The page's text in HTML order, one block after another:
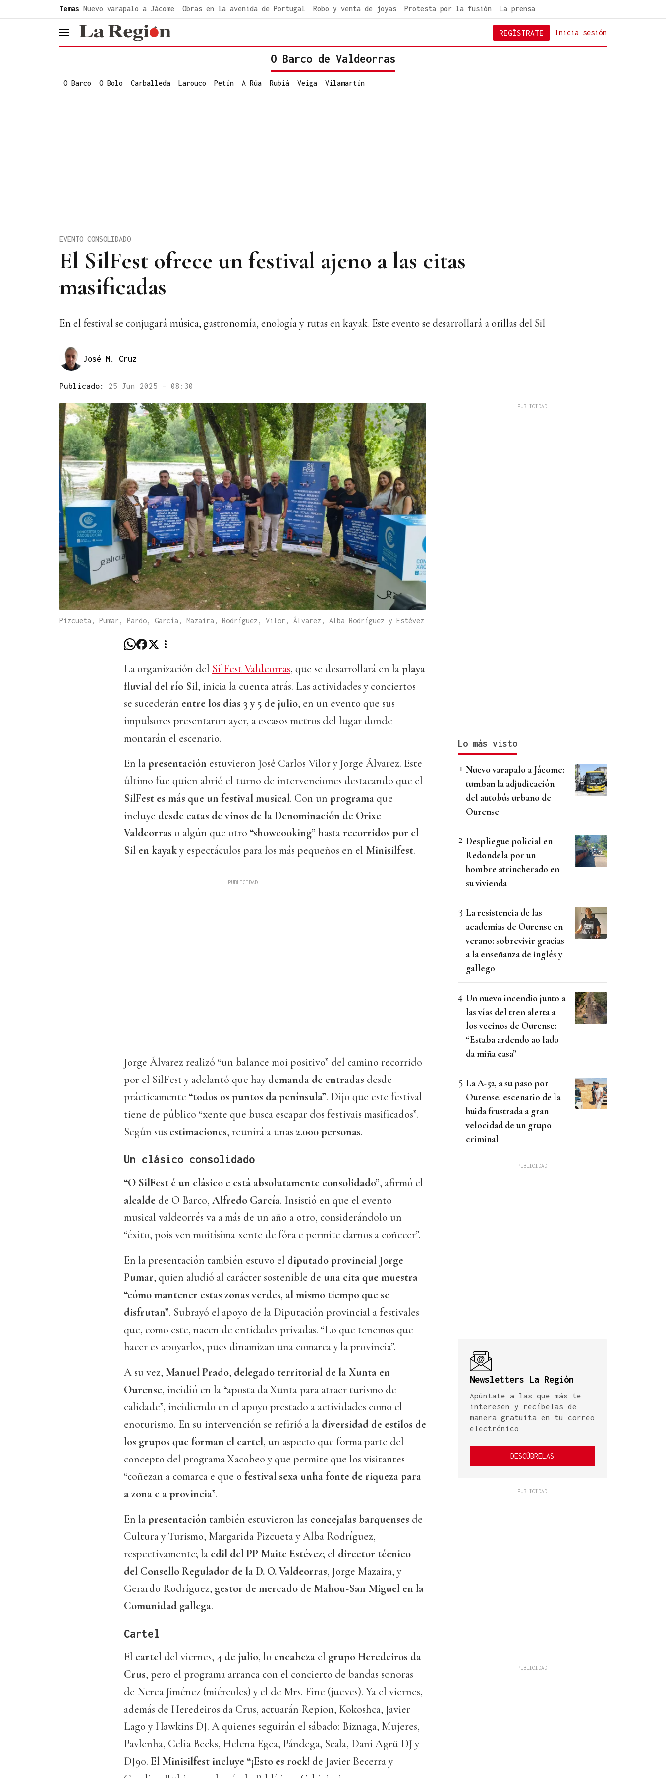
Temas Nuevo varapalo a Jácome Obras en la avenida de Portugal Robo y venta de joyas Protesta por la fusión La prensa
header.menu.open Inicia sesión
REGÍSTRATE
O Barco de Valdeorras
O Barco O Bolo Carballeda Larouco Petín A Rúa Rubiá Veiga Vilamartín
El SilFest ofrece un festival ajeno a las citas
masificadas
EVENTO CONSOLIDADO
En el festival se conjugará música, gastronomía, enología y rutas en kayak. Este evento se desarrollará a orillas del Sil
José M. Cruz
Publicado: 25 Jun 2025 - 08:30
Pizcueta, Pumar, Pardo, García, Mazaira, Rodríguez, Vilor, Álvarez, Alba Rodríguez y Estévez
La organización del SilFest Valdeorras, que se desarrollará en laplaya
fluvial del río Sil, inicia la cuenta atrás. Las actividades y conciertos
se sucederán entre los días 3 y 5 de julio, en un evento que sus
impulsores presentaron ayer, a escasos metros del lugar donde
montarán el escenario.
En lapresentación estuvieron José Carlos Vilor y Jorge Álvarez. Este
último fue quien abrió el turno de intervenciones destacando que el
SilFest es más que un festival musical. Con un programaque
incluye desde catas de vinos de la Denominación de Orixe
Valdeorras o algún que otro “showcooking” hastarecorridos por el
Sil en kayaky espectáculos para los más pequeños en el Minisilfest.
Jorge Álvarez realizó “un balance moi positivo” del camino recorrido
por el SilFest y adelantó que hay demanda de entradas desde
prácticamente “todos os puntos da península”. Dijo que este festival
tiene de público “xente que busca escapar dos festivais masificados”.
Según sus estimaciones, reunirá a unas 2.000 personas.
Un clásico consolidado
“O SilFest é un clásico e está absolutamente consolidado”, afirmó el
alcalde de O Barco, Alfredo García. Insistió en que el evento
musical valdeorrés va a más de un año a otro, considerándolo un
“éxito, pois ven moitísima xente de fóra e permite darnos a coñecer”.
En la presentación también estuvo el diputado provincial Jorge
Pumar, quien aludió al carácter sostenible de una cita que muestra
“cómo mantener estas zonas verdes, al mismo tiempo que se
disfrutan”. Subrayó el apoyo de la Diputación provincial a festivales
que, como este, nacen de entidades privadas. “Lo que tenemos que
hacer es apoyarlos, pues dinamizan una comarca y la provincia”.
A su vez, Manuel Prado, delegado territorial de la Xunta en
Ourense, incidió en la “aposta da Xunta para atraer turismo de
calidade”, incidiendo en el apoyo prestado a actividades como el
enoturismo. En su intervención se refirió a la diversidad de estilos de
los grupos que forman el cartel, un aspecto que forma parte del
concepto del programa Xacobeo y que permite que los visitantes
“coñezan a comarca e que o festival sexa unha fonte de riqueza para
a zona e a provincia”.
En lapresentación también estuvieron las concejalas barquenses de
Cultura y Turismo, Margarida Pizcueta y Alba Rodríguez,
respectivamente; la edil del PP Maite Estévez; el director técnico
del Consello Regulador de la D. O. Valdeorras, Jorge Mazaira, y
Gerardo Rodríguez, gestor de mercado de Mahou-San Miguel en la
Comunidad gallega.
Cartel
El cartel del viernes, 4 de julio, lo encabeza el grupo Heredeiros da
Crus, pero el programa arranca con el concierto de bandas sonoras
de Nerea Jiménez (miércoles) y el de Mrs. Fine (jueves). Ya el viernes,
además de Heredeiros da Crus, actuarán Repion, Kokoshca, Javier
Lago y Hawkins DJ. A quienes seguirán el sábado: Biznaga, Mujeres,
Pavlenha, Celia Becks, Helena Egea, Pándega, Scala, Dani Agrü DJ y
DJ90. El Minisilfest incluye “¡Esto es rock! de Javier Becerra y
Lo más visto
Nuevo varapalo a Jácome:
tumban la adjudicación
del autobús urbano de
Ourense
Despliegue policial en
Redondela por un
hombre atrincherado en
su vivienda
La resistencia de las
academias de Ourense en
verano: sobrevivir gracias
a la enseñanza de inglés y
gallego
Un nuevo incendio junto a
las vías del tren alerta a
los vecinos de Ourense:
“Estaba ardendo ao lado
da miña casa”
La A-52, a su paso por
Ourense, escenario de la
huida frustrada a gran
velocidad de un grupo
criminal
Newsletters La Región
Apúntate a las que más te
interesen y recíbelas de
manera gratuita en tu correo
electrónico
DESCÚBRELAS